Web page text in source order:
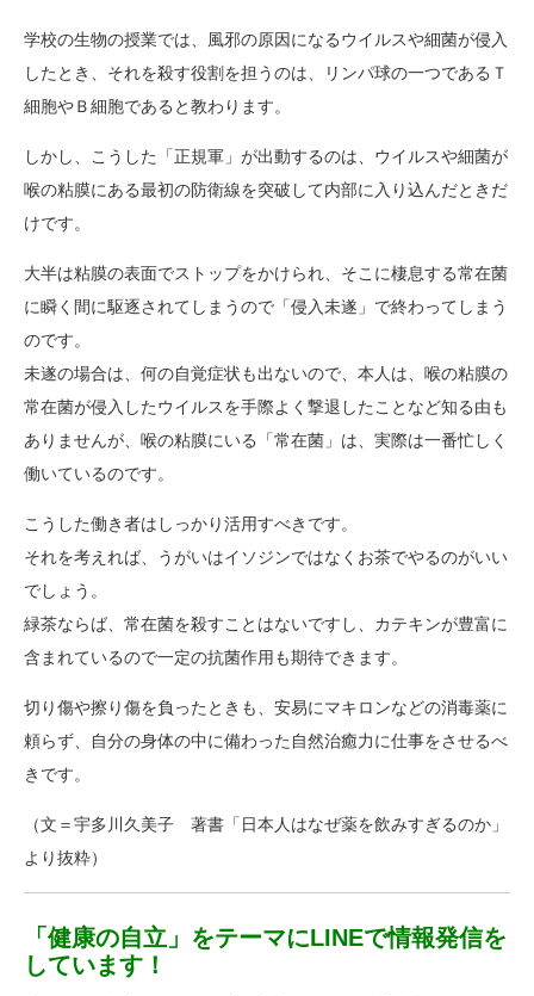
学校の生物の授業では、風邪の原因になるウイルスや細菌が侵入
したとき、それを殺す役割を担うのは、リンパ球の一つであるＴ
細胞やＢ細胞であると教わります。
しかし、こうした「正規軍」が出動するのは、ウイルスや細菌が
喉の粘膜にある最初の防衛線を突破して内部に入り込んだときだ
けです。
大半は粘膜の表面でストップをかけられ、そこに棲息する常在菌
に瞬く間に駆逐されてしまうので「侵入未遂」で終わってしまう
のです。
未遂の場合は、何の自覚症状も出ないので、本人は、喉の粘膜の
常在菌が侵入したウイルスを手際よく撃退したことなど知る由も
ありませんが、喉の粘膜にいる「常在菌」は、実際は一番忙しく
働いているのです。
こうした働き者はしっかり活用すべきです。
それを考えれば、うがいはイソジンではなくお茶でやるのがいい
でしょう。
緑茶ならば、常在菌を殺すことはないですし、カテキンが豊富に
含まれているので一定の抗菌作用も期待できます。
切り傷や擦り傷を負ったときも、安易にマキロンなどの消毒薬に
頼らず、自分の身体の中に備わった自然治癒力に仕事をさせるべ
きです。
（文＝宇多川久美子 著書「日本人はなぜ薬を飲みすぎるのか」
より抜粋）
「健康の自立」をテーマにLINEで情報発信を
しています！